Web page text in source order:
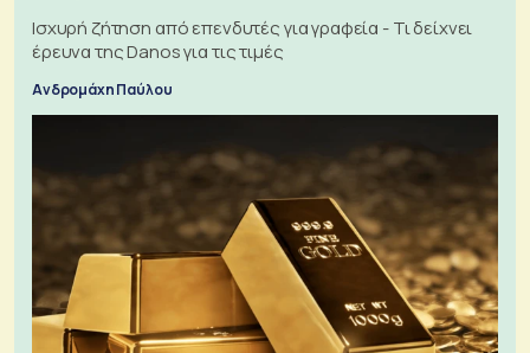
Ισχυρή ζήτηση από επενδυτές για γραφεία - Τι δείχνει
έρευνα της Danos για τις τιμές
Ανδρομάχη Παύλου